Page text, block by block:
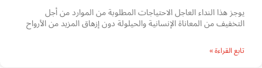
يوجز هذا النداء العاجل الاحتياجات المطلوبة من الموارد من أجل
التخفيف من المعاناة الإنسانية والحيلولة دون إزهاق المزيد من الأرواح
تابع القراءة »